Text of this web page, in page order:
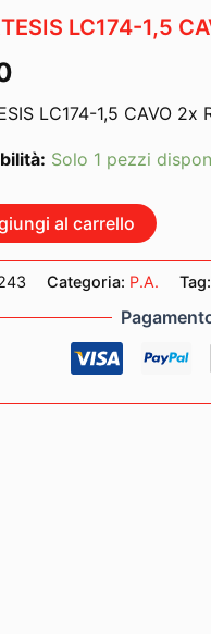
LC174-1,5
LC174-1,5 CAVO 2x
Solo 1 pezzi
al carrello
Categoria: P.A. Tag: